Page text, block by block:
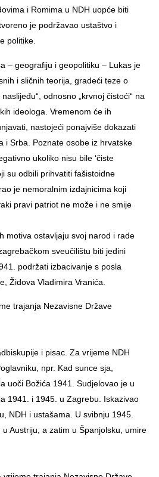
i Romima u NDH uopće biti
je podržavao ustaštvo i
politike.
– geografiju i geopolitiku – Lukas je
i sličnih teorija, gradeći teze o
naslijeđu“, odnosno „krvnoj čistoći“ na
ideologa. Vremenom će ih
nastojeći ponajviše dokazati
i Srba. Poznate osobe iz hrvatske
ukoliko nisu bile ‘čiste
su odbili prihvatiti fašistoidne
je nemoralnim izdajnicima koji
pravi patriot ne može i ne smije
motiva ostavljaju svoj narod i rade
sveučilištu biti jedini
podržati izbacivanje s posla
Židova Vladimira Vranića.
trajanja Nezavisne Države
i pisac. Za vrijeme NDH
npr. Kad sunce sja,
uoči Božića 1941. Sudjelovao je u
1941. i 1945. u Zagrebu. Iskazivao
NDH i ustašama. U svibnju 1945.
Austriju, a zatim u Španjolsku, umire